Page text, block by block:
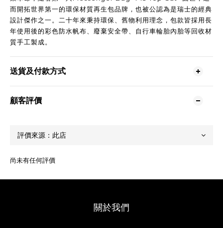
而開拓世界第一的環保材質再生包品牌，也被公認為是瑞士的經典
設計傑作之一。二十年來秉持環保、舊物利用理念，包款皆採用長
年使用後的彩色防水帆布、廢棄安全帶、自行車輪胎內胎等回收材
質手工製成。
送貨及付款方式
顧客評價
尚未有任何評價
關於我們